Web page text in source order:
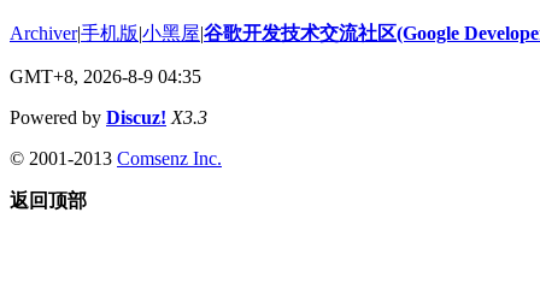
Archiver|手机版|小黑屋|谷歌开发技术交流社区(Google
GMT+8, 2026-8-9 04:35
Powered by Discuz! X3.3
© 2001-2013 Comsenz Inc.
返回顶部